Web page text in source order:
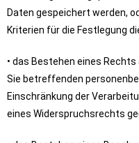
Daten gespeichert werden,
Kriterien für die Festlegung
• das Bestehen eines
Sie betreffenden
Einschränkung der
eines Widerspruchsrechts